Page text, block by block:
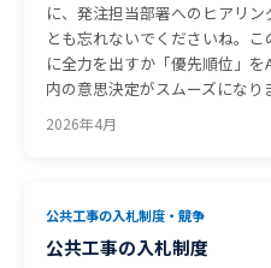
に、発注担当部署へのヒアリ
とも忘れないでくださいね。
に全力を出すか「優先順位」
内の意思決定がスムーズになり
2026年4月
公共工事の入札制度・競争
公共工事の入札制度